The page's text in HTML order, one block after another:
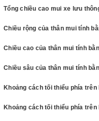
Tổng chiều cao mui xe lưu
Chiều rộng của thân mui tính
Chiều cao của thân mui tính
Chiều sâu của thân mui tính
Khoảng cách tối thiểu phía
Khoảng cách tối thiểu phía